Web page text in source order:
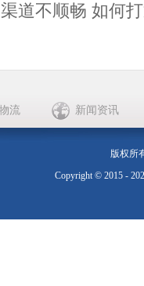
道不顺畅 如何
流 新闻资讯
版权所
Copyright © 2015 -